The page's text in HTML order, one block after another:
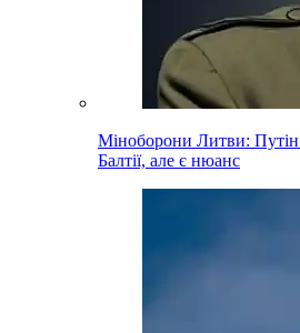
Міноборони Литви: Путін
Балтії, але є нюанс